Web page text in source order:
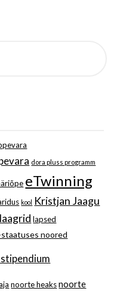
dora pluss programm
eTwinning
kool Kristjan Jaagu
laagrid lapsed
staatuses noored
noorte heaks noorte